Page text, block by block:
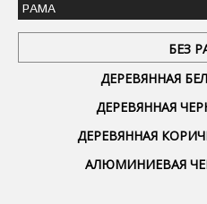
РАМА
БЕЗ
ДЕРЕВЯННАЯ
ДЕРЕВЯННАЯ
ДЕРЕВЯННАЯ
АЛЮМИНИЕВАЯ